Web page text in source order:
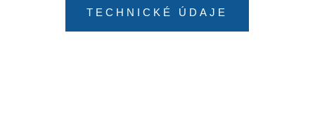
TECHNICKÉ ÚDAJE